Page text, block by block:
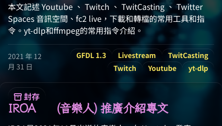
本文記述 Youtube 、 Twitch 、 TwitCasting 、 Twitter
Spaces 音訊空間、fc2 live，下載和轉檔的常用工具和指
令。yt-dlp和ffmpeg的常用指令介紹。
2021 年 12
月 31 日
GFDL 1.3 Livestream
TwitCasting
Twitch
Youtube yt-dlp
封存
IROA 🧸 (音樂人) 推廣介紹專文